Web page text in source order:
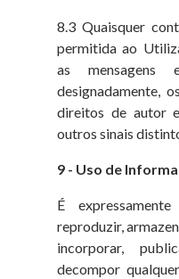
8.3 Quaisquer
permitida ao
as mensagens
designadamente,
direitos de autor
outros sinais
9 - Uso de
É
reproduzir,
incorporar,
decompor